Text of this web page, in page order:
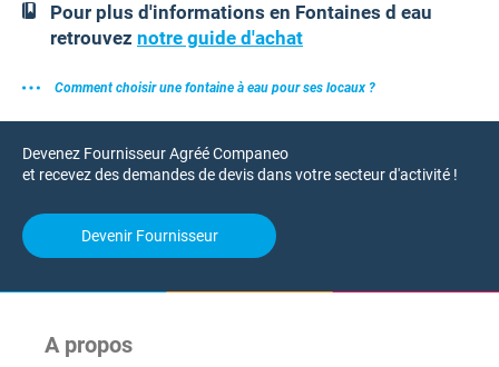
Pour plus d'informations en Fontaines d eau
retrouvez notre guide d'achat
Comment choisir une fontaine à eau pour ses locaux ?
Devenez Fournisseur Agréé Companeo
et recevez des demandes de devis dans votre secteur d'activité !
Devenir Fournisseur
A propos